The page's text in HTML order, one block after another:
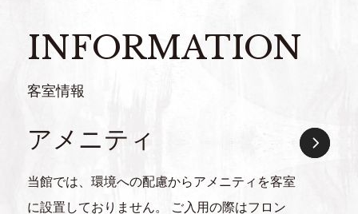
INFORMATION
客室情報
アメニティ
当館では、環境への配慮からアメニティを客室
に設置しておりません。 ご入用の際はフロン